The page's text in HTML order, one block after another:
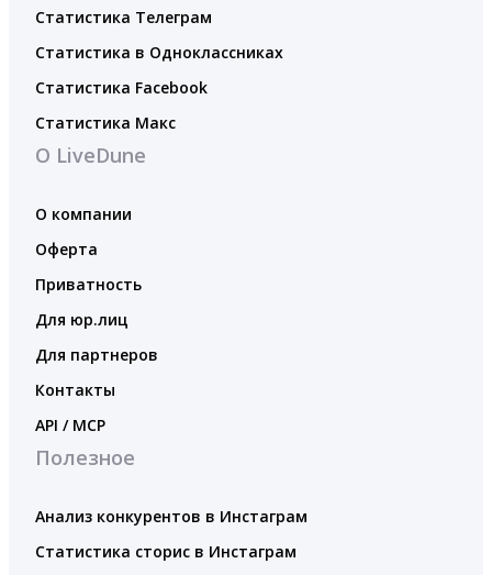
Статистика Телеграм
Статистика в Одноклассниках
Статистика Facebook
Статистика Макс
О LiveDune
О компании
Оферта
Приватность
Для юр.лиц
Для партнеров
Контакты
API / MCP
Полезное
Анализ конкурентов в Инстаграм
Статистика сторис в Инстаграм